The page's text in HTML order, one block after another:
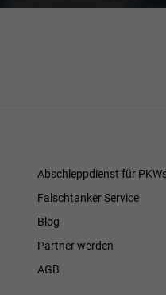
Abschleppdienst für
Falschtanker Service
Blog
Partner werden
AGB